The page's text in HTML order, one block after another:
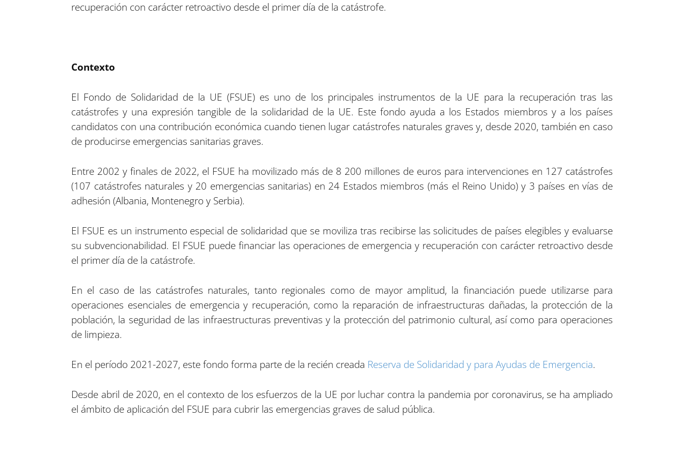
recuperación con carácter retroactivo desde el primer día de la catástrofe.
Contexto
El Fondo de Solidaridad de la UE (FSUE) es uno de los principales instrumentos de la UE para la recuperación tras las
catástrofes y una expresión tangible de la solidaridad de la UE. Este fondo ayuda a los Estados miembros y a los países
candidatos con una contribución económica cuando tienen lugar catástrofes naturales graves y, desde 2020, también en caso
de producirse emergencias sanitarias graves.
Entre 2002 y finales de 2022, el FSUE ha movilizado más de 8 200 millones de euros para intervenciones en 127 catástrofes
(107 catástrofes naturales y 20 emergencias sanitarias) en 24 Estados miembros (más el Reino Unido) y 3 países en vías de
adhesión (Albania, Montenegro y Serbia).
El FSUE es un instrumento especial de solidaridad que se moviliza tras recibirse las solicitudes de países elegibles y evaluarse
su subvencionabilidad. El FSUE puede financiar las operaciones de emergencia y recuperación con carácter retroactivo desde
el primer día de la catástrofe.
En el caso de las catástrofes naturales, tanto regionales como de mayor amplitud, la financiación puede utilizarse para
operaciones esenciales de emergencia y recuperación, como la reparación de infraestructuras dañadas, la protección de la
población, la seguridad de las infraestructuras preventivas y la protección del patrimonio cultural, así como para operaciones
de limpieza.
En el período 2021-2027, este fondo forma parte de la recién creada Reserva de Solidaridad y para Ayudas de Emergencia.
Desde abril de 2020, en el contexto de los esfuerzos de la UE por luchar contra la pandemia por coronavirus, se ha ampliado
el ámbito de aplicación del FSUE para cubrir las emergencias graves de salud pública.